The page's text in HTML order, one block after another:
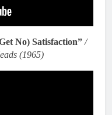
No) Satisfaction” /
(1965)